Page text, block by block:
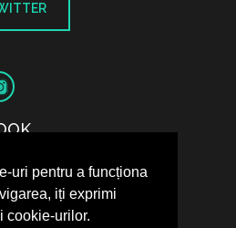
uri pentru a funcționa
iți exprimi
cookie-urilor.